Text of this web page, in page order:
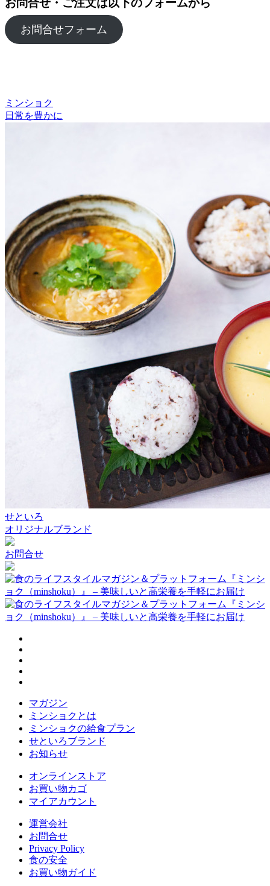
お問合せ・ご注文は以下のフォームから
お問合せフォーム
ミンショク
日常を豊かに
せといろ
オリジナルブランド
お問合せ
マガジン
ミンショクとは
ミンショクの給食プラン
せといろブランド
お知らせ
オンラインストア
お買い物カゴ
マイアカウント
運営会社
お問合せ
Privacy Policy
食の安全
お買い物ガイド